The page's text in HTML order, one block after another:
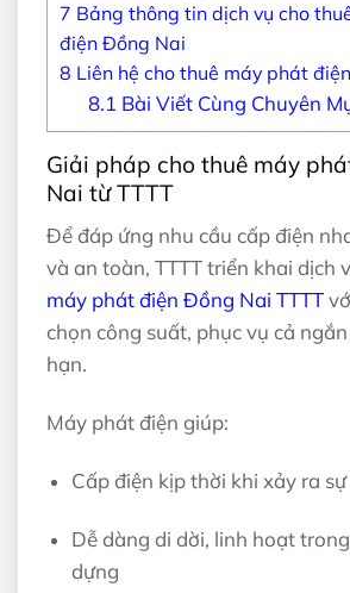
7 Bảng thông tin dịch vụ cho
điện Đồng Nai
8 Liên hệ cho thuê máy phát
8.1 Bài Viết Cùng Chuyên
Giải pháp cho thuê máy
Nai từ TTTT
Để đáp ứng nhu cầu cấp điện
và an toàn, TTTT triển khai dịch
máy phát điện Đồng Nai TTTT
chọn công suất, phục vụ cả
hạn.
Máy phát điện giúp:
Cấp điện kịp thời khi xảy ra
Dễ dàng di dời, linh hoạt
dựng